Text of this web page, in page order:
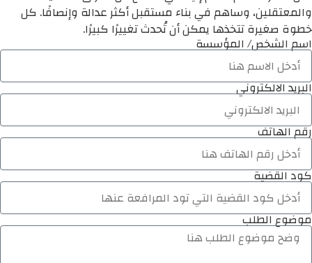
والمعتقلين، وساهم في بناء مستقبل أكثر عدالة وإنصافًا. كل
خطوة صغيرة تتخذها يمكن أن تُحدث تغييرًا كبيرًا.
اسم الشخص/ المؤسسة
البريد الالكتروني
رقم الهاتف
كود القضية
موضوع الطلب